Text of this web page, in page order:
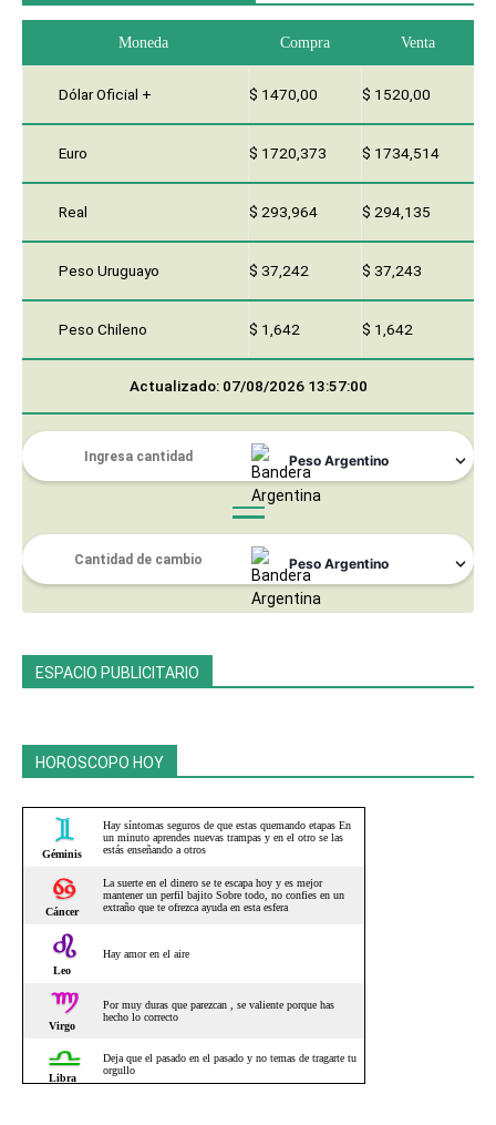
Moneda Compra Venta
Dólar Oficial + $ 1470,00 $ 1520,00
Euro $ 1720,373 $ 1734,514
Real $ 293,964 $ 294,135
Peso Uruguayo $ 37,242 $ 37,243
Peso Chileno $ 1,642 $ 1,642
Actualizado: 07/08/2026 13:57:00
ESPACIO PUBLICITARIO
HOROSCOPO HOY